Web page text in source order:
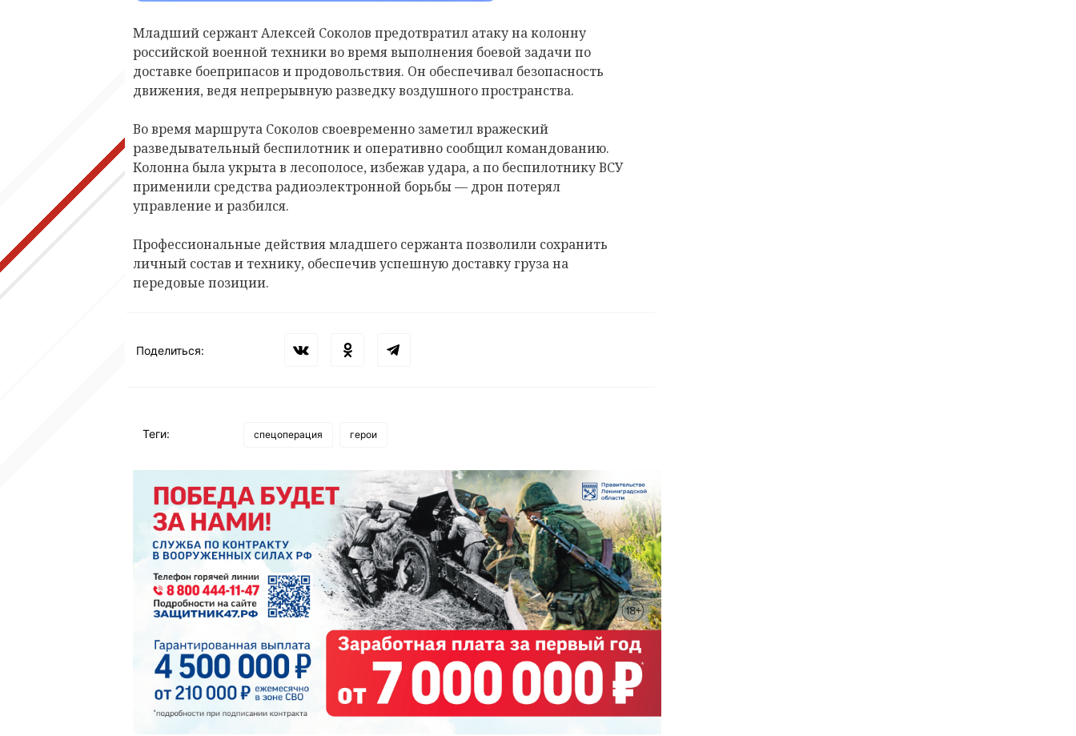
Младший сержант Алексей Соколов предотвратил атаку на колонну
российской военной техники во время выполнения боевой задачи по
доставке боеприпасов и продовольствия. Он обеспечивал безопасность
движения, ведя непрерывную разведку воздушного пространства.
Во время маршрута Соколов своевременно заметил вражеский
разведывательный беспилотник и оперативно сообщил командованию.
Колонна была укрыта в лесополосе, избежав удара, а по беспилотнику ВСУ
применили средства радиоэлектронной борьбы — дрон потерял
управление и разбился.
Профессиональные действия младшего сержанта позволили сохранить
личный состав и технику, обеспечив успешную доставку груза на
передовые позиции.
Поделиться:
Теги: спецоперация герои